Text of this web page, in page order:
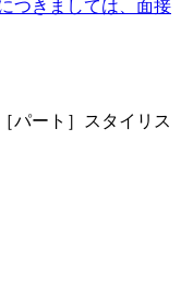
つきましては、面接
パート］スタイリス